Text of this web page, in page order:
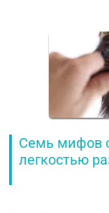
Семь мифов
легкостью